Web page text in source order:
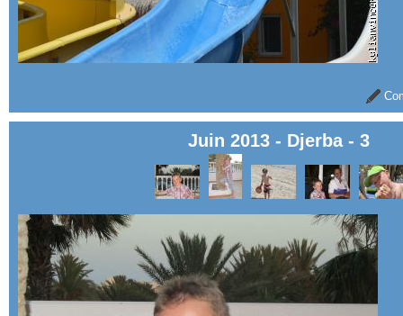
Juin 2013 - Djerba - 3